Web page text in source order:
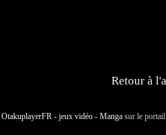
Retour à
OtakuplayerFR - jeux vidéo - Manga sur le